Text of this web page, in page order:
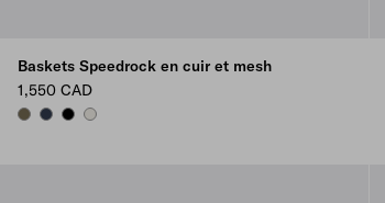
Baskets Speedrock en cuir et mesh
1,550 CAD
FOREST GREEN
NAVYBLACKCHALK WHITE